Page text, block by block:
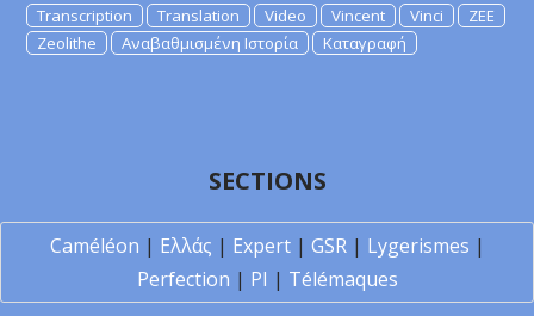
Transcription
Translation Video Vincent Vinci
ZEE
Zeolithe
Αναβαθμισμένη Ιστορία Καταγραφή
SECTIONS
Caméléon | Ελλάς | Expert| GSR| Lygerismes |
Perfection | PI | Télémaques